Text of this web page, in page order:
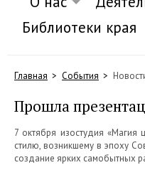
Библиотеки края
Главная События
Прошла
7 октября изостудия
стилю, возникшему в эпоху
создание ярких самобытных